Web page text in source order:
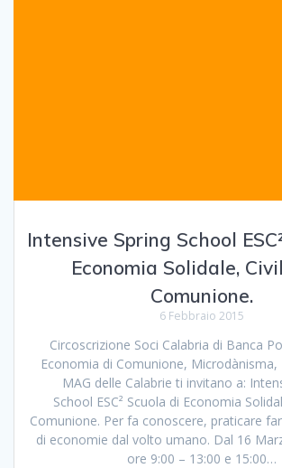
Intensive Spring School
Economia Solidale,
Comunione.
6 Febbraio 2015
Circoscrizione Soci Calabria di Banca
Economia di Comunione, Microdànisma,
MAG delle Calabrie ti invitano a:
School ESC² Scuola di Economia
Comunione. Per fa conoscere, praticare
di economie dal volto umano. Dal 16
ore 9:00 – 13:00 e 15:00…